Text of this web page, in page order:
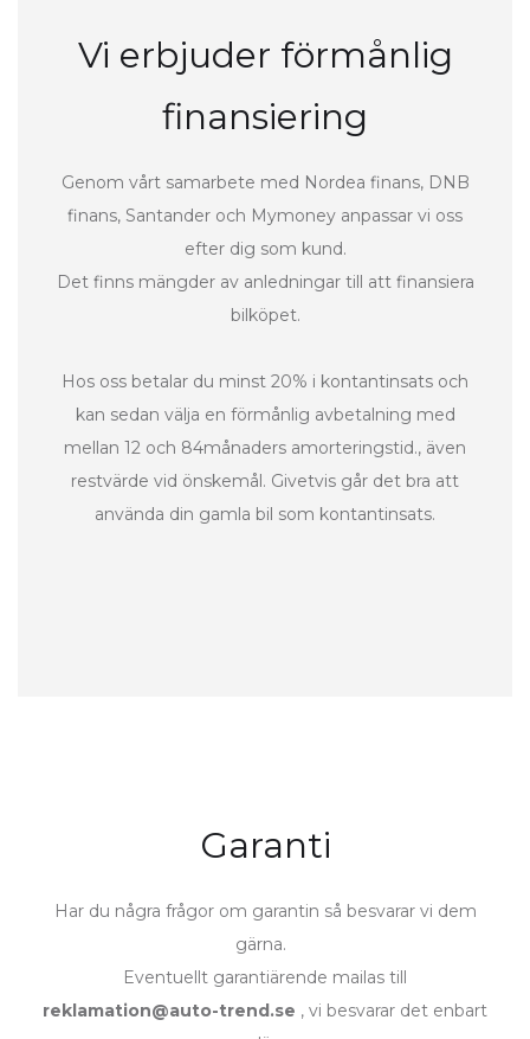
Vi erbjuder förmånlig
finansiering
Genom vårt samarbete med Nordea finans, DNB
finans, Santander och Mymoney anpassar vi oss
efter dig som kund.
Det finns mängder av anledningar till att finansiera
bilköpet.
Hos oss betalar du minst 20% i kontantinsats och
kan sedan välja en förmånlig avbetalning med
mellan 12 och 84månaders amorteringstid., även
restvärde vid önskemål. Givetvis går det bra att
använda din gamla bil som kontantinsats.
Garanti
Har du några frågor om garantin så besvarar vi dem
gärna.
Eventuellt garantiärende mailas till
reklamation@auto-trend.se , vi besvarar det enbart